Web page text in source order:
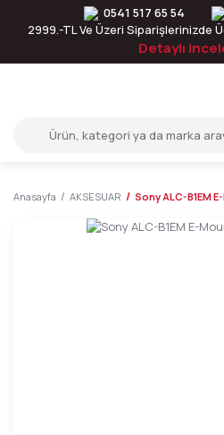
0541 517 65 54
2999.-TL Ve Üzeri Siparişlerinizde
Detaylı
Anasayfa AKSESUAR Sony ALC-B1EM